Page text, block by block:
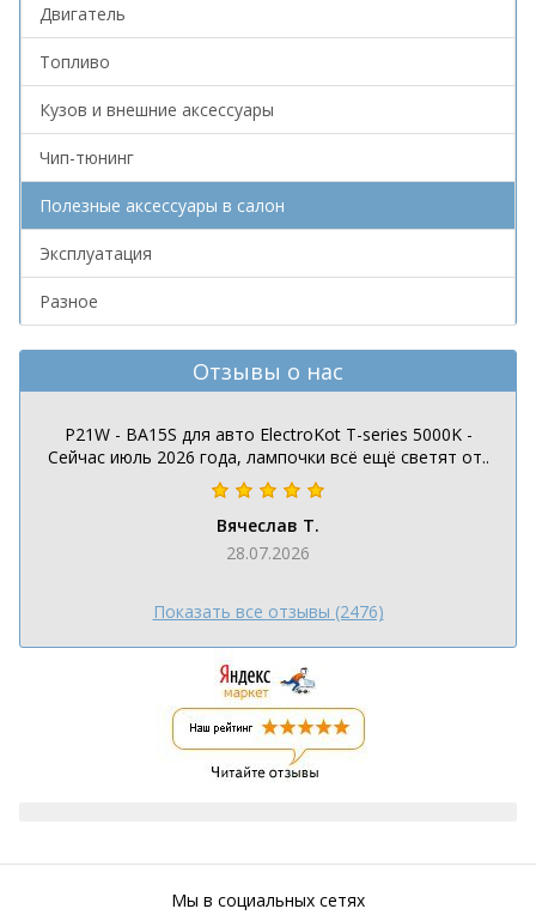
Двигатель
Топливо
Кузов и внешние аксессуары
Чип-тюнинг
Полезные аксессуары в салон
Эксплуатация
Разное
Отзывы о нас
P21W - BA15S для авто ElectroKot T-series 5000K -
Сейчас июль 2026 года, лампочки всё ещё светят от..
Вячеслав Т.
28.07.2026
Показать все отзывы (2476)
Мы в социальных сетях